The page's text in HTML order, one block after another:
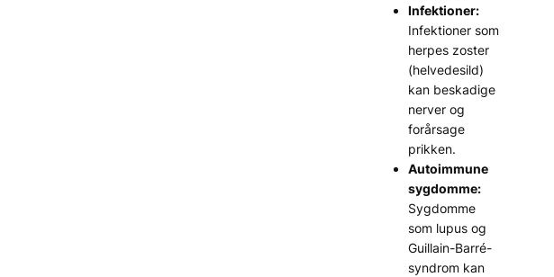
Infektioner:
Infektioner som
herpes zoster
(helvedesild)
kan beskadige
nerver og
forårsage
prikken.
Autoimmune
sygdomme:
Sygdomme
som lupus og
Guillain-Barré-
syndrom kan